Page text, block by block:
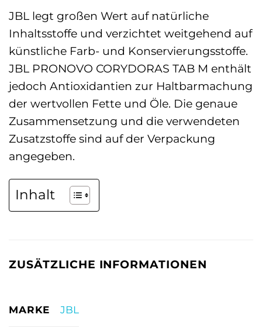
JBL legt großen Wert auf natürliche
Inhaltsstoffe und verzichtet weitgehend auf
künstliche Farb- und Konservierungsstoffe.
JBL PRONOVO CORYDORAS TAB M enthält
jedoch Antioxidantien zur Haltbarmachung
der wertvollen Fette und Öle. Die genaue
Zusammensetzung und die verwendeten
Zusatzstoffe sind auf der Verpackung
angegeben.
Inhalt
ZUSÄTZLICHE INFORMATIONEN
MARKE JBL